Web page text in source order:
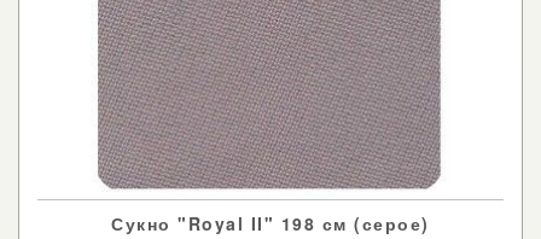
Сукно "Royal II" 198 см (серое)